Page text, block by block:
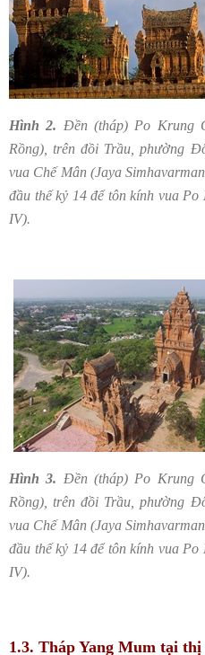
Hình 2. Đền (tháp) Po Krung
Rồng), trên đồi Trầu, phường
vua Chế Mân (Jaya
đầu thế kỷ 14 để tôn kính vua
IV).
Hình 3. Đền (tháp) Po Krung
Rồng), trên đồi Trầu, phường
vua Chế Mân (Jaya
đầu thế kỷ 14 để tôn kính vua
IV).
1.3. Tháp Yang Mum tại